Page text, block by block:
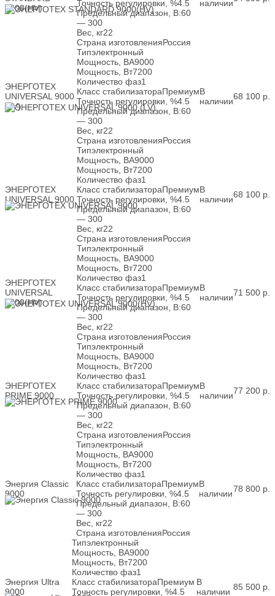
9000(HV)
Точность регулировки, %4.5
Предельный диапазон, В:60
— 300
Вес, кг22
Страна изготовленияРоссия
наличии
ЭНЕРГОТЕХ
UNIVERSAL 9000
(LV)
Типэлектронный
Мощность, ВА9000
Мощность, Вт7200
Количество фаз1
Класс стабилизатораПремиум
Точность регулировки, %4.5
Предельный диапазон, В:60
— 300
Вес, кг22
Страна изготовленияРоссия
В
наличии68 100 р.
ЭНЕРГОТЕХ
UNIVERSAL 9000
Типэлектронный
Мощность, ВА9000
Мощность, Вт7200
Количество фаз1
Класс стабилизатораПремиум
Точность регулировки, %4.5
Предельный диапазон, В:60
— 300
Вес, кг22
Страна изготовленияРоссия
В
наличии68 100 р.
ЭНЕРГОТЕХ
UNIVERSAL
9000(HV)
Типэлектронный
Мощность, ВА9000
Мощность, Вт7200
Количество фаз1
Класс стабилизатораПремиум
Точность регулировки, %4.5
Предельный диапазон, В:60
— 300
Вес, кг22
Страна изготовленияРоссия
В
наличии71 500 р.
ЭНЕРГОТЕХ
PRIME 9000
Типэлектронный
Мощность, ВА9000
Мощность, Вт7200
Количество фаз1
Класс стабилизатораПремиум
Точность регулировки, %4.5
Предельный диапазон, В:60
— 300
Вес, кг22
Страна изготовленияРоссия
В
наличии77 200 р.
Энергия Classic
9000
Типэлектронный
Мощность, ВА9000
Мощность, Вт7200
Количество фаз1
Класс стабилизатораПремиум
Точность регулировки, %4.5
Предельный диапазон, В:60
— 300
Вес, кг22
Страна изготовленияРоссия
В
наличии78 800 р.
Энергия Ultra
9000
Типэлектронный
Мощность, ВА9000
Мощность, Вт7200
Количество фаз1
Класс стабилизатораПремиум
Точность регулировки, %4.5
В
наличии 85 500 р.